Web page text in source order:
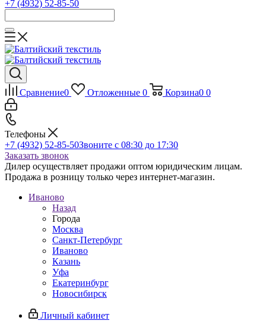
+7 (4932) 52-85-50
Сравнение0 Отложенные 0 Корзина0 0
Телефоны
+7 (4932) 52-85-50Звоните с 08:30 до 17:30
Заказать звонок
Дилер осуществляет продажи оптом юридическим лицам.
Продажа в розницу только через интернет-магазин.
Иваново
Назад
Города
Москва
Санкт-Петербург
Иваново
Казань
Уфа
Екатеринбург
Новосибирск
Личный кабинет